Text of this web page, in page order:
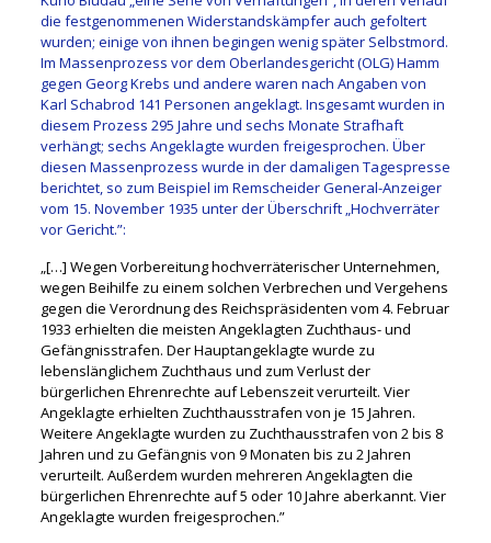
die festgenommenen Widerstandskämpfer auch gefoltert
wurden; einige von ihnen begingen wenig später Selbstmord.
Im Massenprozess vor dem Oberlandesgericht (OLG) Hamm
gegen Georg Krebs und andere waren nach Angaben von
Karl Schabrod 141 Personen angeklagt. Insgesamt wurden in
diesem Prozess 295 Jahre und sechs Monate Strafhaft
verhängt; sechs Angeklagte wurden freigesprochen. Über
diesen Massenprozess wurde in der damaligen Tagespresse
berichtet, so zum Beispiel im Remscheider General-Anzeiger
vom 15. November 1935 unter der Überschrift „Hochverräter
vor Gericht.”:
„[…] Wegen Vorbereitung hochverräterischer Unternehmen,
wegen Beihilfe zu einem solchen Verbrechen und Vergehens
gegen die Verordnung des Reichspräsidenten vom 4. Februar
1933 erhielten die meisten Angeklagten Zuchthaus- und
Gefängnisstrafen. Der Hauptangeklagte wurde zu
lebenslänglichem Zuchthaus und zum Verlust der
bürgerlichen Ehrenrechte auf Lebenszeit verurteilt. Vier
Angeklagte erhielten Zuchthausstrafen von je 15 Jahren.
Weitere Angeklagte wurden zu Zuchthausstrafen von 2 bis 8
Jahren und zu Gefängnis von 9 Monaten bis zu 2 Jahren
verurteilt. Außerdem wurden mehreren Angeklagten die
bürgerlichen Ehrenrechte auf 5 oder 10 Jahre aberkannt. Vier
Angeklagte wurden freigesprochen.”